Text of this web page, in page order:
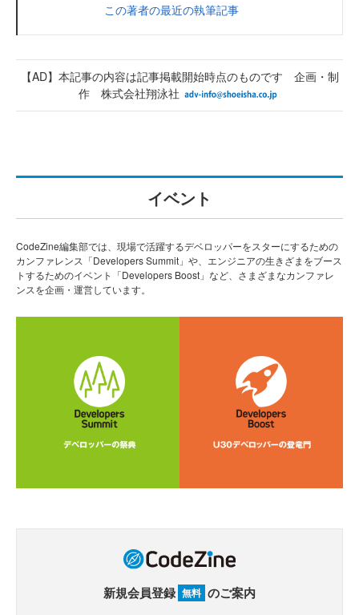
この著者の最近の執筆記事
【AD】本記事の内容は記事掲載開始時点のものです 企画・制
作 株式会社翔泳社
イベント
CodeZine編集部では、現場で活躍するデベロッパーをスターにするための
カンファレンス「Developers Summit」や、エンジニアの生きざまをブース
トするためのイベント「Developers Boost」など、さまざまなカンファレ
ンスを企画・運営しています。
新規会員登録 無料 のご案内